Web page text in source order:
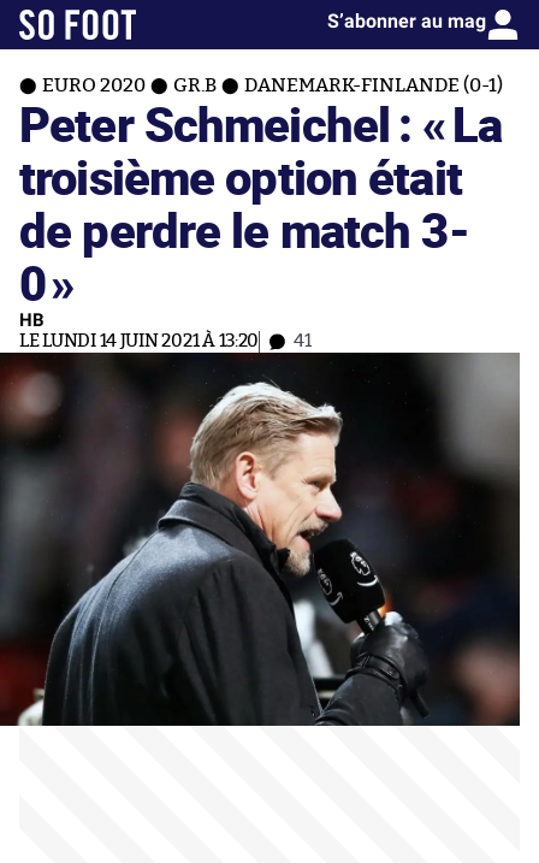
S’abonner au mag
EURO 2020 GR.B DANEMARK-FINLANDE (0-1)
Peter Schmeichel : «La
troisième option était
de perdre le match 3-
0»
HB
LE LUNDI 14 JUIN 2021 À 13:20 41